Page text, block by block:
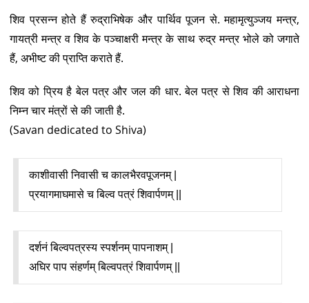
शिव प्रसन्न होते हैं रुद्राभिषेक और पार्थिव पूजन से. महामृत्युञ्जय मन्त्र,
गायत्री मन्त्र व शिव के पञ्चाक्षरी मन्त्र के साथ रुद्र मन्त्र भोले को जगाते
हैं, अभीष्ट की प्राप्ति कराते हैं.
शिव को प्रिय है बेल पत्र और जल की धार. बेल पत्र से शिव की आराधना
निम्न चार मंत्रों से की जाती है.
(Savan dedicated to Shiva)
काशीवासी निवासी च कालभैरवपूजनम् |
प्रयागमाघमासे च बिल्व पत्रं शिवार्पणम् ||
दर्शनं बिल्वपत्रस्य स्पर्शनम् पापनाशम् |
अघिर पाप संहर्णम् बिल्वपत्रं शिवार्पणम् ||